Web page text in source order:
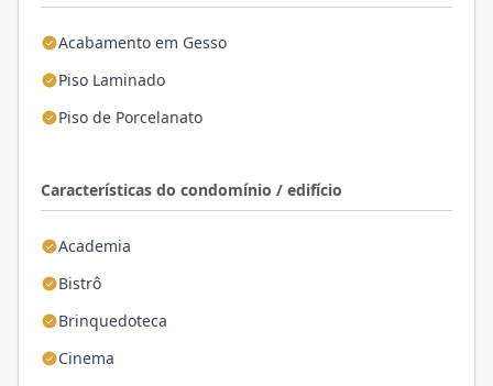
Acabamento em Gesso
Piso Laminado
Piso de Porcelanato
Características do condomínio / edifício
Academia
Bistrô
Brinquedoteca
Cinema